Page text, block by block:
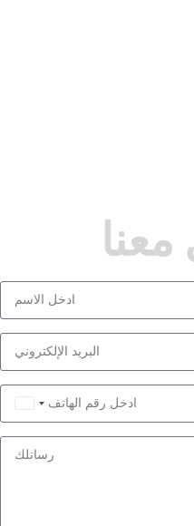
Saudi
Arabia
+966